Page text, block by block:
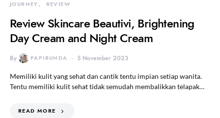
JOURNEY REVIEW
Review Skincare Beautivi, Brightening
Day Cream and Night Cream
By PAPIBUNDA 5 November 2023
Memiliki kulit yang sehat dan cantik tentu impian setiap wanita.
Tentu memiliki kulit sehat tidak semudah membalikkan telapak…
READ MORE